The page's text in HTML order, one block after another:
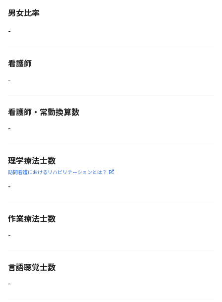
男女比率
-
看護師
-
看護師・常勤換算数
-
理学療法士数
訪問看護におけるリハビリ テーションとは？
-
作業療法士数
-
言語聴覚士数
-